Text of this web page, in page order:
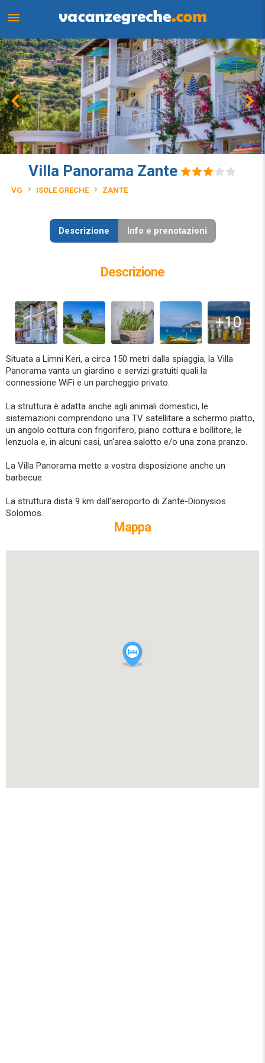
Villa Panorama Zante
VG ISOLE GRECHE ZANTE
Descrizione Info e prenotazioni
Descrizione
+10
Situata a Limni Keri, a circa 150 metri dalla spiaggia, la Villa
Panorama vanta un giardino e servizi gratuiti quali la
connessione WiFi e un parcheggio privato.
La struttura è adatta anche agli animali domestici, le
sistemazioni comprendono una TV satellitare a schermo piatto,
un angolo cottura con frigorifero, piano cottura e bollitore, le
lenzuola e, in alcuni casi, un'area salotto e/o una zona pranzo.
La Villa Panorama mette a vostra disposizione anche un
barbecue.
La struttura dista 9 km dall'aeroporto di Zante-Dionysios
Solomos.
Mappa